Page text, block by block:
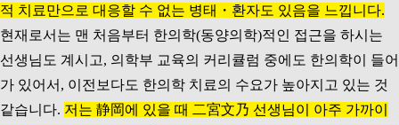
적 치료만으로 대응할 수 없는 병태・환자도 있음을 느낍니다.
현재로서는 맨 처음부터 한의학(동양의학)적인 접근을 하시는
선생님도 계시고, 의학부 교육의 커리큘럼 중에도 한의학이 들어
가 있어서, 이전보다도 한의학 치료의 수요가 높아지고 있는 것
같습니다. 저는 静岡에 있을 때 二宮文乃 선생님이 아주 가까이